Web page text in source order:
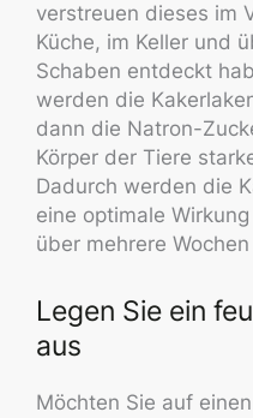
verstreuen dieses im
Küche, im Keller und
Schaben entdeckt
werden die
dann die Natron-
Körper der Tiere
Dadurch werden die
eine optimale
über mehrere
Legen Sie ein
aus
Möchten Sie auf